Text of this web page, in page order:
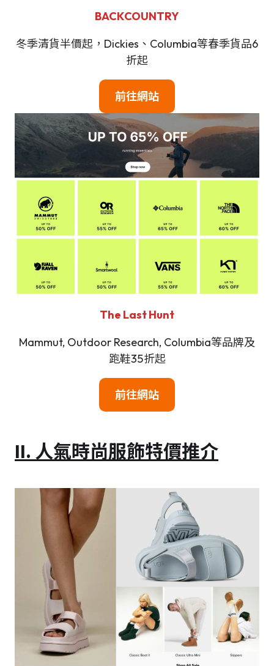
BACKCOUNTRY
冬季清貨半價起，Dickies、Columbia等春季貨品6
折起
前往網站
The Last Hunt
Mammut, Outdoor Research, Columbia等品牌及
跑鞋35折起
前往網站
II. 人氣時尚服飾特價推介